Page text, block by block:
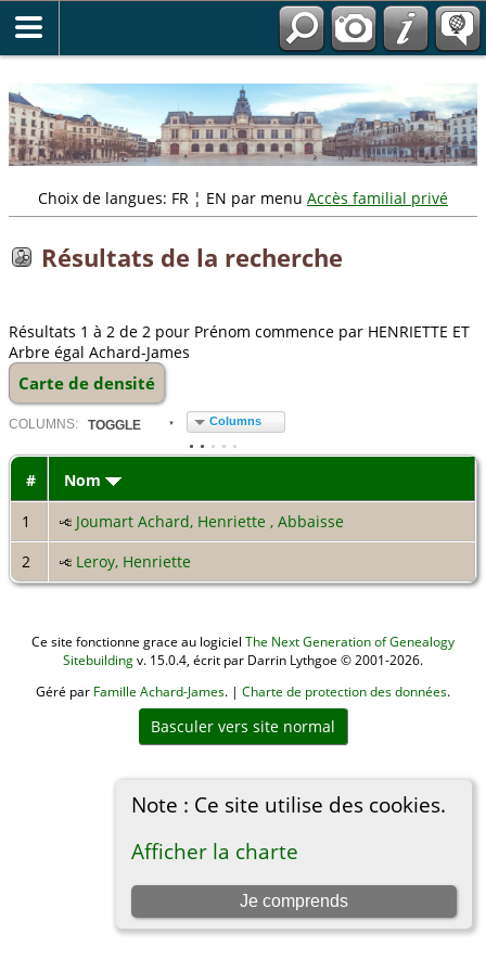
" />
Choix de langues: FR ¦ EN par menu Accès familial privé
Note : Ce site utilise des cookies.
Afficher la charte
Je comprends
Résultats de la recherche
Résultats 1 à 2 de 2 pour Prénom commence par HENRIETTE ET
Arbre égal Achard-James
Carte de densité
COLUMN S: TOGGLE Columns
#
Nom
1
Joumart Achard, Henriette , Abbaisse
2
Leroy, Henriette
Ce site fonctionne grace au logiciel The Next Generation of Genealogy
Sitebuildingv. 15.0.4, écrit par Darrin Lythgoe © 2001-2026.
Géré par Famille Achard-James. | Charte de protection des données.
Basculer vers site normal